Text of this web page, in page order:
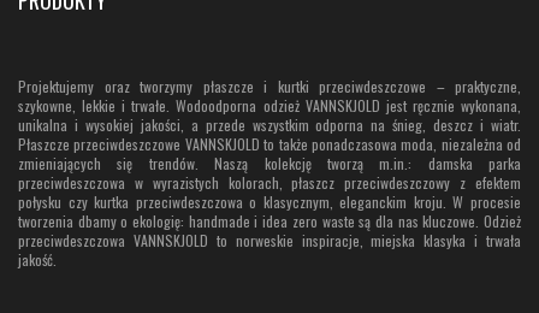
Projektujemy oraz tworzymy płaszcze i kurtki przeciwdeszczowe – praktyczne,
szykowne, lekkie i trwałe. Wodoodporna odzież VANNSKJOLD jest ręcznie wykonana,
unikalna i wysokiej jakości, a przede wszystkim odporna na śnieg, deszcz i wiatr.
Płaszcze przeciwdeszczowe VANNSKJOLD to także ponadczasowa moda, niezależna od
zmieniających się trendów. Naszą kolekcję tworzą m.in.: damska parka
przeciwdeszczowa w wyrazistych kolorach, płaszcz przeciwdeszczowy z efektem
połysku czy kurtka przeciwdeszczowa o klasycznym, eleganckim kroju. W procesie
tworzenia dbamy o ekologię: handmade i idea zero waste są dla nas kluczowe. Odzież
przeciwdeszczowa VANNSKJOLD to norweskie inspiracje, miejska klasyka i trwała
jakość.